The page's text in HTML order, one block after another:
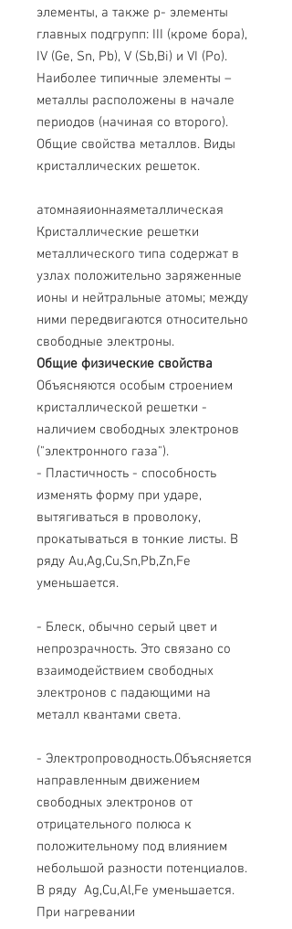
элементы, а также p- элементы
главных подгрупп: III (кроме бора),
IV (Ge, Sn, Pb), V (Sb,Bi) и VI (Po).
Наиболее типичные элементы –
металлы расположены в начале
периодов (начиная со второго).
Общие свойства металлов. Виды
кристаллических решеток.
атомнаяионнаяметаллическая
Кристаллические решетки
металлического типа содержат в
узлах положительно заряженные
ионы и нейтральные атомы; между
ними передвигаются относительно
свободные электроны.
Общие физические свойства
Объясняются особым строением
кристаллической решетки -
наличием свободных электронов
("электронного газа").
- Пластичность - способность
изменять форму при ударе,
вытягиваться в проволоку,
прокатываться в тонкие листы. В
ряду Au,Ag,Cu,Sn,Pb,Zn,Fe
уменьшается.
- Блеск, обычно серый цвет и
непрозрачность. Это связано со
взаимодействием свободных
электронов с падающими на
металл квантами света.
- Электропроводность.Объясняется
направленным движением
свободных электронов от
отрицательного полюса к
положительному под влиянием
небольшой разности потенциалов.
В ряду Ag,Cu,Al,Fe уменьшается.
При нагревании